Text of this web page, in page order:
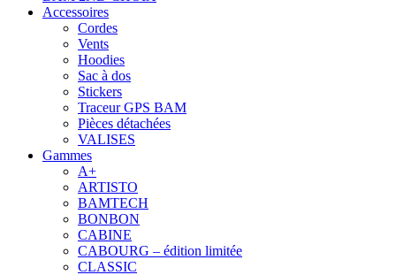
Accessoires
Cordes
Vents
Hoodies
Sac à dos
Stickers
Traceur GPS BAM
Pièces détachées
VALISES
Gammes
A+
ARTISTO
BAMTECH
BONBON
CABINE
CABOURG – édition limitée
CLASSIC